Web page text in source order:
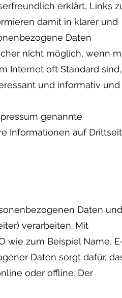
erklärt, Links
damit in klarer und
Daten
nicht möglich, wenn
Internet oft Standard sind,
und informativ und
genannte
Informationen auf
Daten und
verarbeiten. Mit
wie zum Beispiel Name,
Daten sorgt dafür,
oder offline. Der